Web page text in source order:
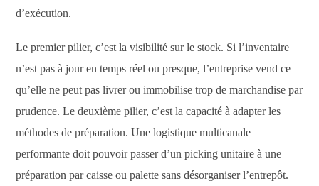
d’exécution.
Le premier pilier, c’est la visibilité sur le stock. Si l’inventaire
n’est pas à jour en temps réel ou presque, l’entreprise vend ce
qu’elle ne peut pas livrer ou immobilise trop de marchandise par
prudence. Le deuxième pilier, c’est la capacité à adapter les
méthodes de préparation. Une logistique multicanale
performante doit pouvoir passer d’un picking unitaire à une
préparation par caisse ou palette sans désorganiser l’entrepôt.